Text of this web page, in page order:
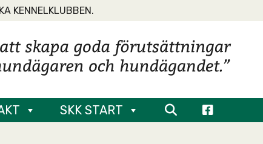
KENNELKLUBBEN.
SKK START